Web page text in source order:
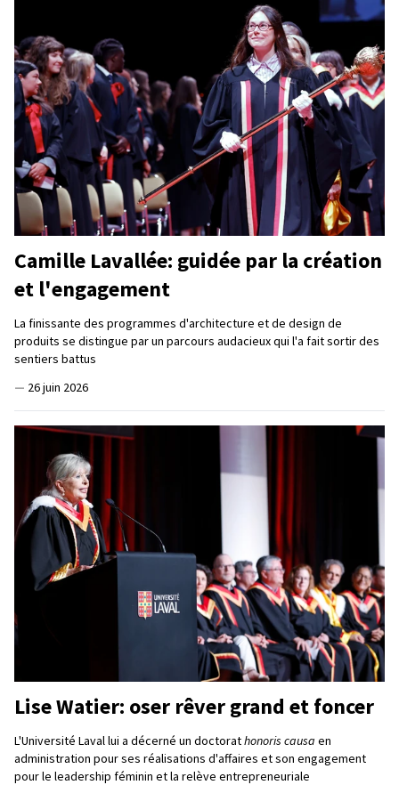
Camille Lavallée: guidée par la création
et l'engagement
La finissante des programmes d'architecture et de design de
produits se distingue par un parcours audacieux qui l'a fait sortir des
sentiers battus
— 26 juin 2026
Lise Watier: oser rêver grand et foncer
L'Université Laval lui a décerné un doctorathonoris causa en
administration pour ses réalisations d'affaires et son engagement
pour le leadership féminin et la relève entrepreneuriale